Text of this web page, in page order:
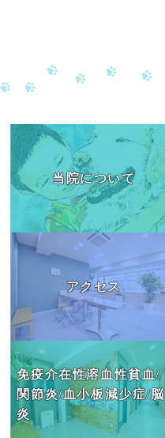
当院について
アクセス
免疫介在性溶血性貧血/
関節炎/血小板減少症/脳
炎